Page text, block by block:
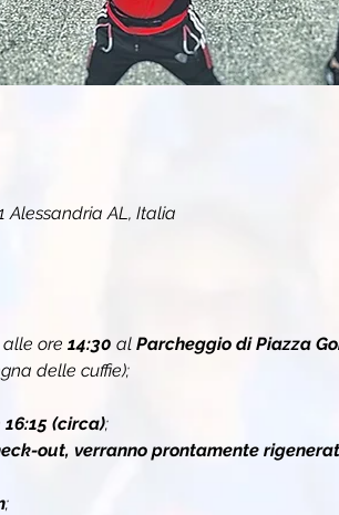
Alessandria AL, Italia
ore 14:30 al Parcheggio di Piazza
delle cuffie);
16:15 (circa);
out, verranno prontamente
;